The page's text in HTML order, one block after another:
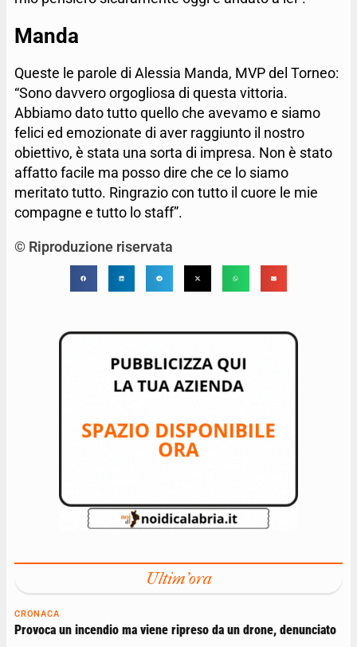
Manda
Queste le parole di Alessia Manda, MVP del Torneo:
“Sono davvero orgogliosa di questa vittoria.
Abbiamo dato tutto quello che avevamo e siamo
felici ed emozionate di aver raggiunto il nostro
obiettivo, è stata una sorta di impresa. Non è stato
affatto facile ma posso dire che ce lo siamo
meritato tutto. Ringrazio con tutto il cuore le mie
compagne e tutto lo staff”.
© Riproduzione riservata
Ultim'ora
CRONACA
Provoca un incendio ma viene ripreso da un drone, denunciato